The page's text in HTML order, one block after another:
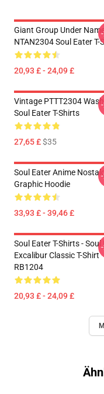
Giant Group Under
NTAN2304 Soul Eater T-
20,93 £ - 24,09 £
Vintage PTTT2304
Soul Eater T-Shirts
27,65 £$35
Soul Eater Anime
Graphic Hoodie
33,93 £ - 39,46 £
Soul Eater T-Shirts - Soul
Excalibur Classic T-Shirt
RB1204
20,93 £ - 24,09 £